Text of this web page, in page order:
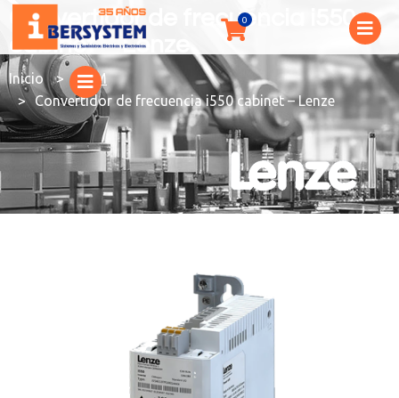
Convertidor de frecuencia i550
cabinet – Lenze
You are here:ITEM
Convertidor de frecuencia i550 cabinet – Lenze